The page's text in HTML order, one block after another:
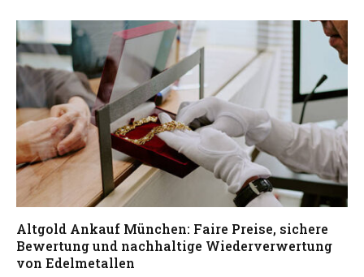
Altgold Ankauf München: Faire Preise, sichere
Bewertung und nachhaltige Wiederverwertung
von Edelmetallen